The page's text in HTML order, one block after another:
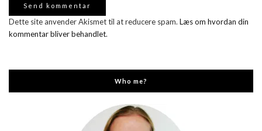
Dette site anvender Akismet til at reducere spam. Læs om hvordan din
kommentar bliver behandlet.
Who me?